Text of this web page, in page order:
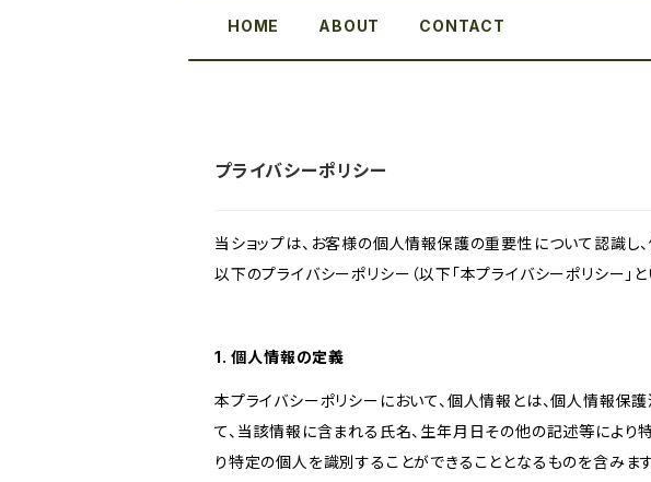
HOME ABOUT CONTACT
プライバシーポリシー
当ショップは、お客様の個人情報保護の重要性について認識し
以下のプライバシーポリシー（以下「本プライバシーポリシー」
1. 個人情報の定義
本プライバシーポリシーにおいて、個人情報とは、個人情報保
て、当該情報に含まれる氏名、生年月日その他の記述等により
り特定の個人を識別することができることとなるものを含みま